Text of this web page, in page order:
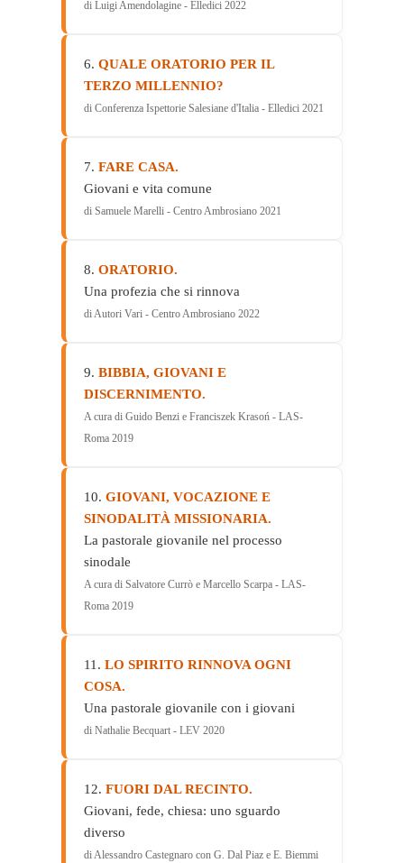
di Luigi Amendolagine - Elledici 2022
6. QUALE ORATORIO PER IL
TERZO MILLENNIO?
di Conferenza Ispettorie Salesiane d'Italia - Elledici 2021
7. FARE CASA.
Giovani e vita comune
di Samuele Marelli - Centro Ambrosiano 2021
8. ORATORIO.
Una profezia che si rinnova
di Autori Vari - Centro Ambrosiano 2022
9. BIBBIA, GIOVANI E
DISCERNIMENTO.
A cura di Guido Benzi e Franciszek Krasoń - LAS-
Roma 2019
10. GIOVANI, VOCAZIONE E
SINODALITÀ MISSIONARIA.
La pastorale giovanile nel processo
sinodale
A cura di Salvatore Currò e Marcello Scarpa - LAS-
Roma 2019
11. LO SPIRITO RINNOVA OGNI
COSA.
Una pastorale giovanile con i giovani
di Nathalie Becquart - LEV 2020
12. FUORI DAL RECINTO.
Giovani, fede, chiesa: uno sguardo
diverso
di Alessandro Castegnaro con G. Dal Piaz e E. Biemmi